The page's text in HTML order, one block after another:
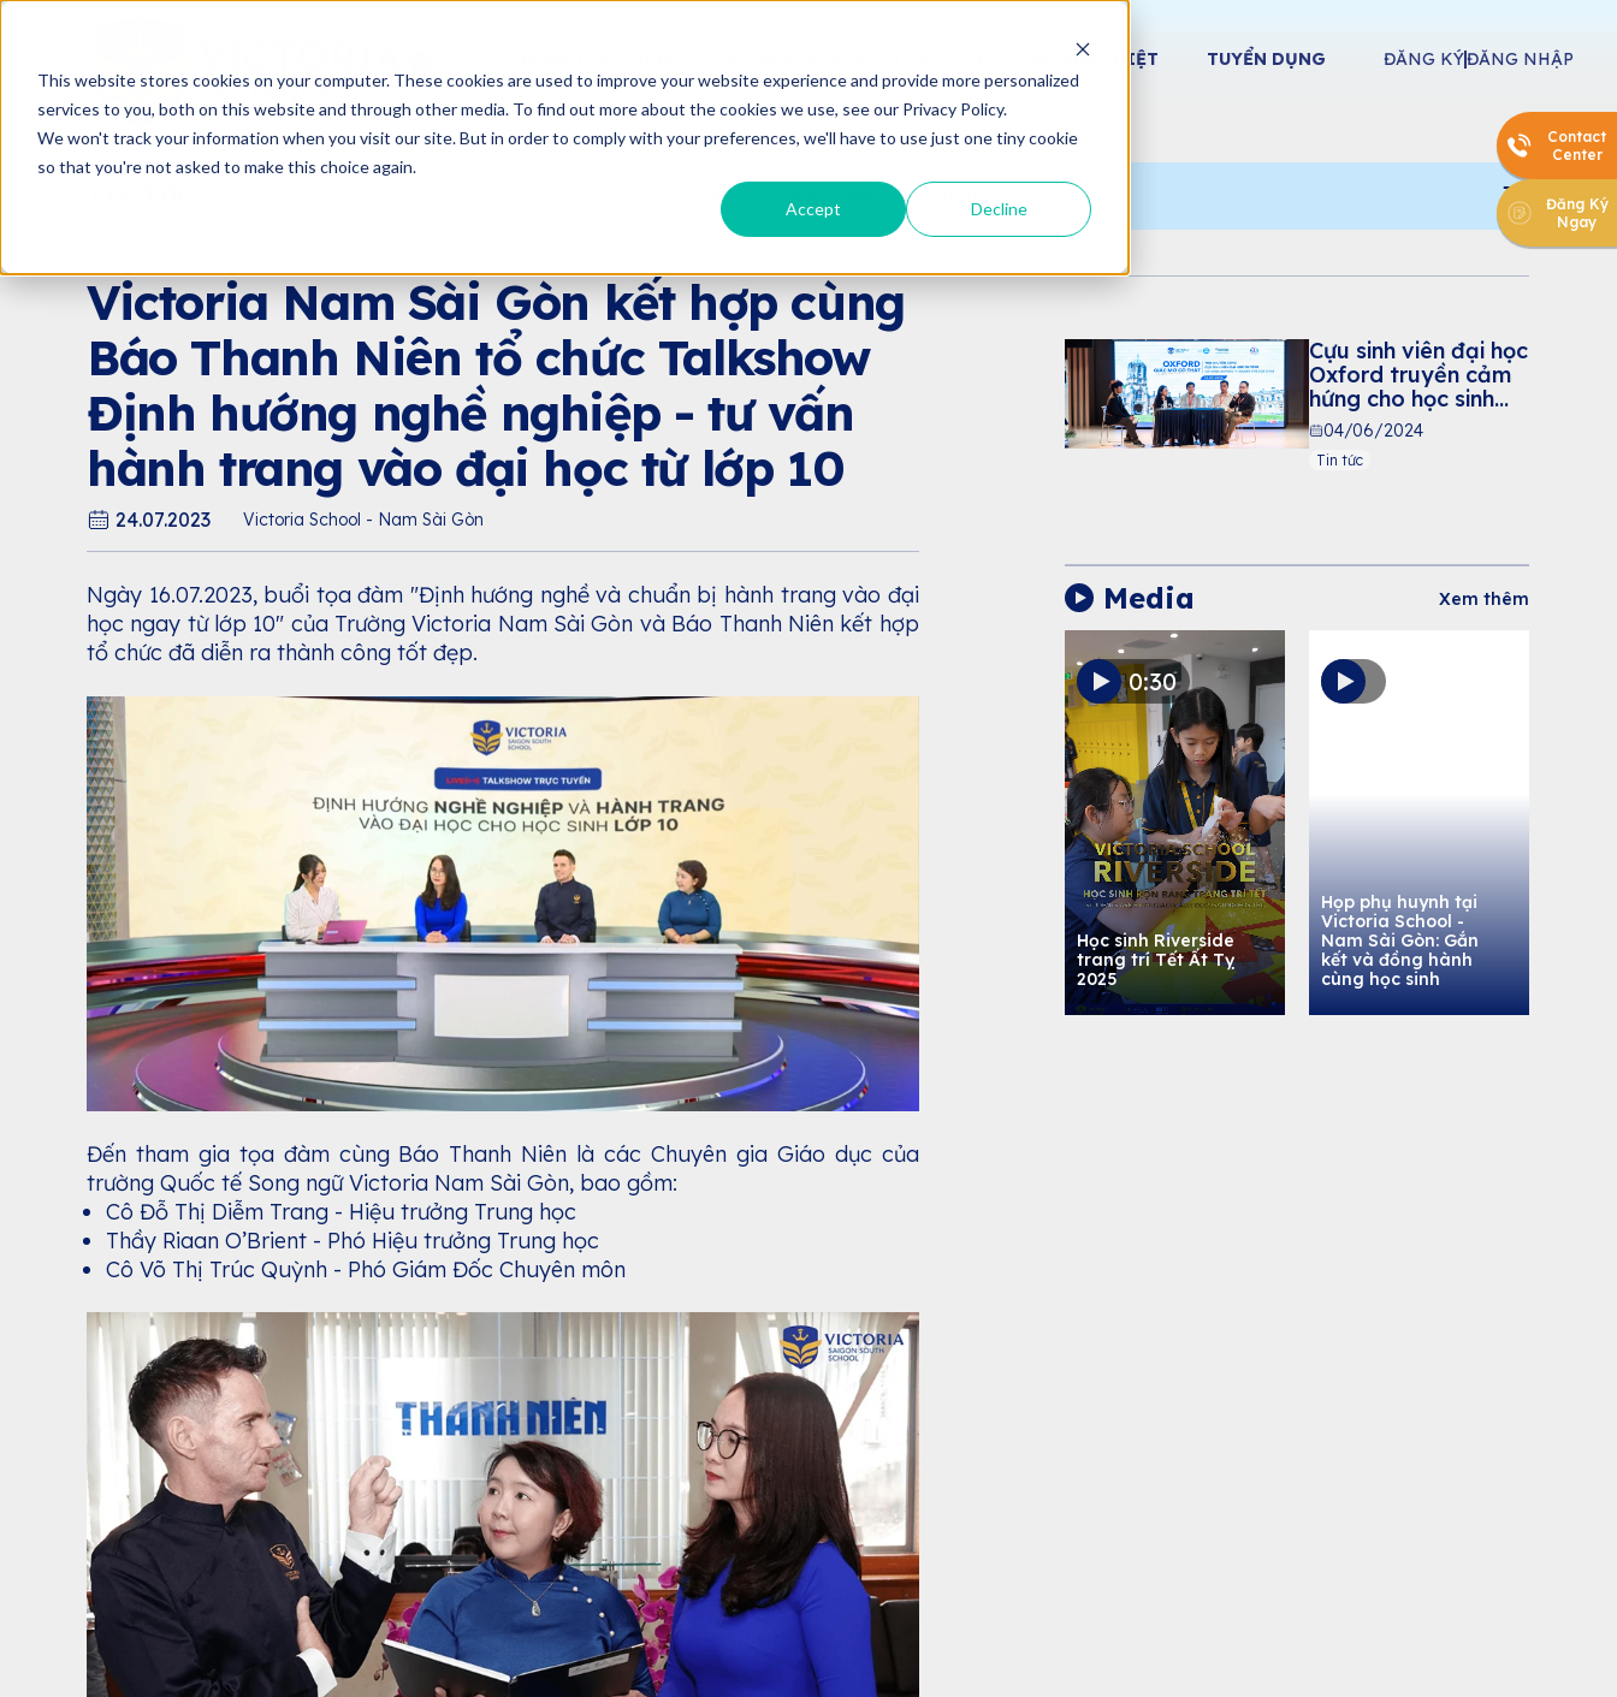
This website stores cookies on your computer. These cookies are used to improve your website experience and provide more personalized
services to you, both on this website and through other media. To find out more about the cookies we use, see our Privacy Policy.
We won't track your information when you visit our site. But in order to comply with your preferences, we'll have to use just one tiny cookie
so that you're not asked to make this choice again.
Accept Decline
SỰ KHÁC BIỆT TUYỂN DỤNG ĐĂNG KÝĐĂNG NHẬP
BLOG YÊU CON BẢN TIN VICTORIA
SỰ KIỆN
Victoria Nam Sài Gòn kết hợp cùng
Báo Thanh Niên tổ chức Talkshow
Định hướng nghề nghiệp - tư vấn
hành trang vào đại học từ lớp 10
24.07.2023 Victoria School - Nam Sài Gòn
Ngày 16.07.2023, buổi tọa đàm "Định hướng nghề và chuẩn bị hành trang vào đại
học ngay từ lớp 10" của Trường Victoria Nam Sài Gòn và Báo Thanh Niên kết hợp
tổ chức đã diễn ra thành công tốt đẹp.
Đến tham gia tọa đàm cùng Báo Thanh Niên là các Chuyên gia Giáo dục của
trường Quốc tế Song ngữ Victoria Nam Sài Gòn, bao gồm:
Cô Đỗ Thị Diễm Trang - Hiệu trưởng Trung học
Thầy Riaan O’Brient - Phó Hiệu trưởng Trung học
Cô Võ Thị Trúc Quỳnh - Phó Giám Đốc Chuyên môn
Cựu sinh viên đại học
Oxford truyền cảm
hứng cho học sinh
Victoria School
04/06/2024
Tin tức
Media Xem thêm
0:30
Học sinh Riverside
trang trí Tết Ất Tỵ
2025
Họp phụ huynh tại
Victoria School -
Nam Sài Gòn: Gắn
kết và đồng hành
cùng học sinh
Contact
Center
Đăng Ký
Ngay